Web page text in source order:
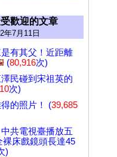
歡迎的文章
年7月11日
有其父！近距離
(80,916次)
民碰到宋祖英的
次)
的照片！ (39,685
共電視臺播放五
裸床戲鏡頭長達45
)